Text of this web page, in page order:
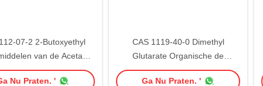
07-2 2-Butoxyethyl
van de Acetaat
Chemie
Nu Praten. '
CAS 1119-40-0 Dimethyl
Glutarate Organische de
Chemieoplosmiddelen van DMG
Ga Nu Praten. '